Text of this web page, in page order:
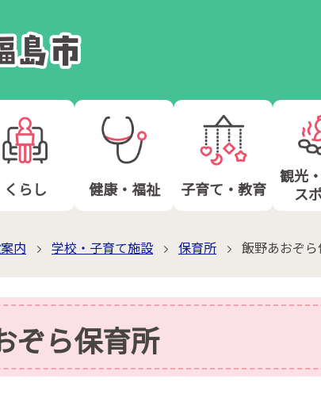
くらし 健康・福祉 子育て・教育
観光
ス
内 学校・子育て施設 保育所 飯野あおぞ
ぞら保育所